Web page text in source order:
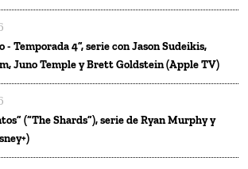
- Temporada 4”, serie con Jason Sudeikis,
Juno Temple y Brett Goldstein (Apple TV)
(“The Shards”), serie de Ryan Murphy y